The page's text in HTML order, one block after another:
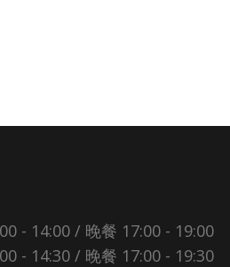
- 14:00 / 晚餐 17:00 - 19:00
- 14:30 / 晚餐 17:00 - 19:30